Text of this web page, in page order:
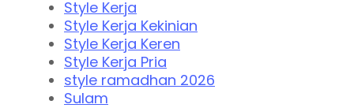
Style Kerja
Style Kerja Kekinian
Style Kerja Keren
Style Kerja Pria
style ramadhan 2026
Sulam